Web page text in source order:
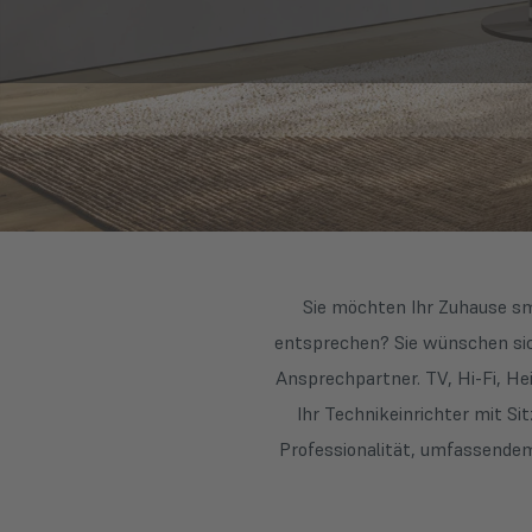
Sie möchten Ihr Zuhause
entsprechen? Sie wünschen
Ansprechpartner. TV, Hi-Fi,
Ihr Technikeinrichter mit
Professionalität,